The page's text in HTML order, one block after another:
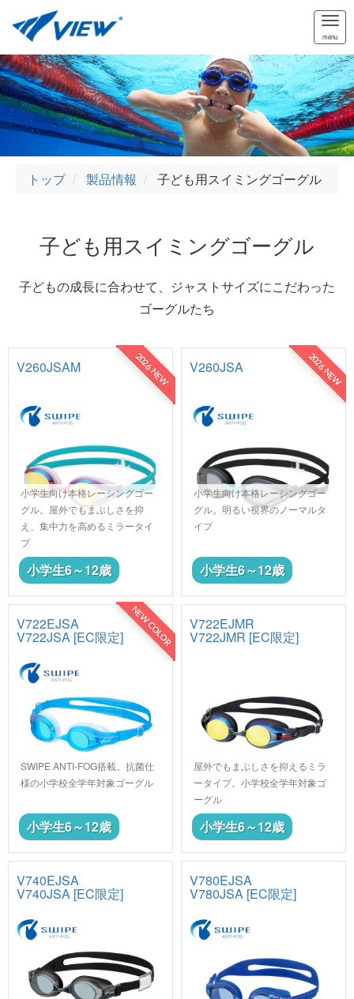
menu
トップ 製品情報 子ども用スイミングゴーグル
子ども用スイミングゴーグル
子どもの成長に合わせて、ジャストサイズにこだわった
ゴーグルたち
V260JSAM
小学生向け本格レーシングゴー
グル。屋外でもまぶしさを抑
え、集中力を高めるミラータイ
プ
2026 NEW
小学生6～12歳
V260JSA
小学生向け本格レーシングゴー
グル。明るい視界のノーマルタ
イプ
2026 NEW
小学生6～12歳
V722EJSA
V722JSA [EC限定]
SWIPE ANTI-FOG搭載。抗菌仕
様の小学校全学年対象ゴーグル
NEW COLOR
小学生6～12歳
V722EJMR
V722JMR [EC限定]
屋外でもまぶしさを抑えるミラ
ータイプ。小学校全学年対象ゴ
ーグル
小学生6～12歳
V740EJSA
V740JSA [EC限定]
V780EJSA
V780JSA [EC限定]